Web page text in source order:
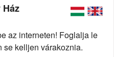
az interneten! Foglalja le
se kelljen várakoznia.